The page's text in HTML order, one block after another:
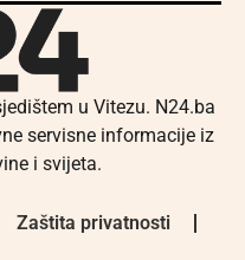
u Vitezu. N24.ba
servisne informacije iz
i svijeta.
Zaštita privatnosti